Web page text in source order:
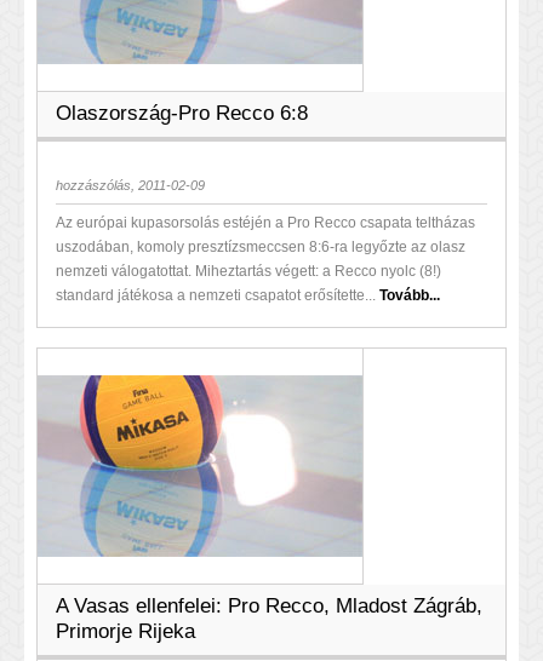
Olaszország-Pro Recco 6:8
hozzászólás, 2011-02-09
Az európai kupasorsolás estéjén a Pro Recco csapata teltházas
uszodában, komoly presztízsmeccsen 8:6-ra legyőzte az olasz
nemzeti válogatottat. Miheztartás végett: a Recco nyolc (8!)
standard játékosa a nemzeti csapatot erősítette... Tovább...
A Vasas ellenfelei: Pro Recco, Mladost Zágráb,
Primorje Rijeka